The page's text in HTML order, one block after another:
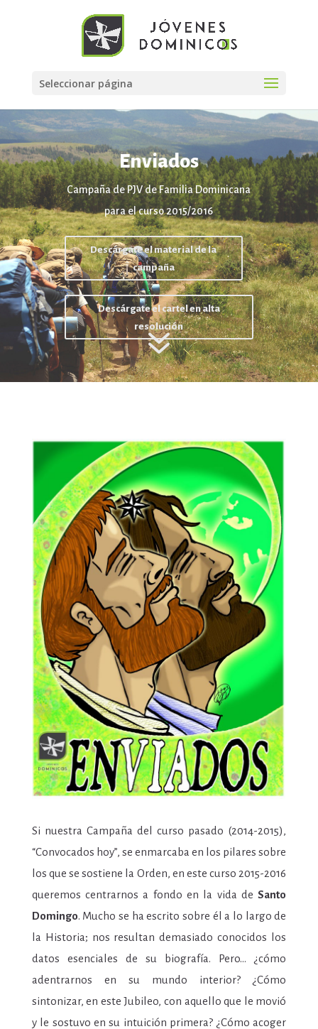
Seleccionar página
Enviados
Campaña de PJV de Familia Dominicana
para el curso 2015/2016
Descárgate el material de la
campaña
Descárgate el cartel en alta
resolución
7
Si nuestra Campaña del curso pasado (2014-2015),
“Convocados hoy”, se enmarcaba en los pilares sobre
los que se sostiene la Orden, en este curso 2015-2016
queremos centrarnos a fondo en la vida deSanto
Domingo. Mucho se ha escrito sobre él a lo largo de
la Historia; nos resultan demasiado conocidos los
datos esenciales de su biografía. Pero… ¿cómo
adentrarnos en su mundo interior? ¿Cómo
sintonizar, en este Jubileo, con aquello que le movió
y le sostuvo en su intuición primera? ¿Cómo acoger